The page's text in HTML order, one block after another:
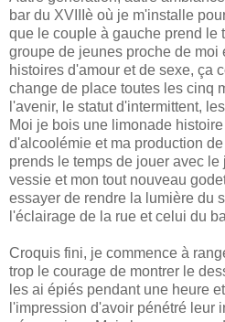
bar du XVIIIè où je m'installe
que le couple à gauche prend le
groupe de jeunes proche de moi
histoires d'amour et de sexe, ça
change de place toutes les cinq
l'avenir, le statut d'intermittent,
Moi je bois une limonade
d'alcoolémie et ma production
prends le temps de jouer avec
vessie et mon tout nouveau
essayer de rendre la lumière du
l'éclairage de la rue et celui du
Croquis fini, je commence à
trop le courage de montrer le
les ai épiés pendant une heure
l'impression d'avoir pénétré leur